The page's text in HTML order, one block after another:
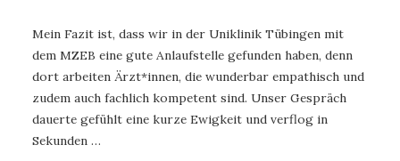
Mein Fazit ist, dass wir in der Uniklinik Tübingen mit
dem MZEB eine gute Anlaufstelle gefunden haben, denn
dort arbeiten Ärzt*innen, die wunderbar empathisch und
zudem auch fachlich kompetent sind. Unser Gespräch
dauerte gefühlt eine kurze Ewigkeit und verflog in
Sekunden …